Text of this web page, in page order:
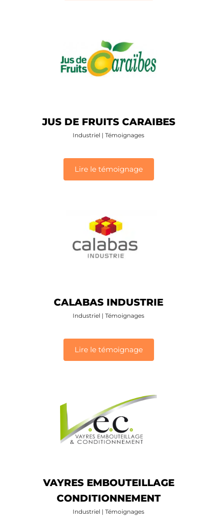
JUS DE FRUITS CARAIBES
Industriel | Témoignages
Lire le témoignage
CALABAS INDUSTRIE
Industriel | Témoignages
Lire le témoignage
VAYRES EMBOUTEILLAGE
CONDITIONNEMENT
Industriel | Témoignages